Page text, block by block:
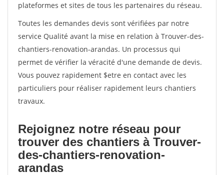
plateformes et sites de tous les partenaires du réseau.
Toutes les demandes devis sont vérifiées par notre
service Qualité avant la mise en relation à Trouver-des-
chantiers-renovation-arandas. Un processus qui
permet de vérifier la véracité d'une demande de devis.
Vous pouvez rapidement $etre en contact avec les
particuliers pour réaliser rapidement leurs chantiers
travaux.
Rejoignez notre réseau pour
trouver des chantiers à Trouver-
des-chantiers-renovation-
arandas